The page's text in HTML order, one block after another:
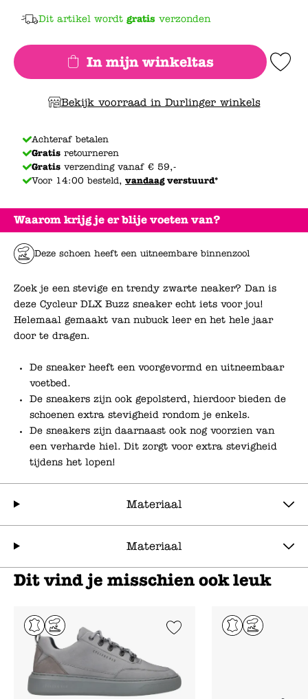
Waarom krijg je er blije voeten van?
Deze schoen heeft een uitneembare binnenzool
Zoek je een stevige en trendy zwarte neaker? Dan is
deze Cycleur DLX Buzz sneaker echt iets voor jou!
Helemaal gemaakt van nubuck leer en het hele jaar
door te dragen.
De sneaker heeft een voorgevormd en uitneembaar
voetbed.
De sneakers zijn ook gepolsterd, hierdoor bieden de
schoenen extra stevigheid rondom je enkels.
De sneakers zijn daarnaast ook nog voorzien van
een verharde hiel. Dit zorgt voor extra stevigheid
tijdens het lopen!
Materiaal
Materiaal
Dit artikel wordt gratis verzonden
In mijn winkeltas Add to
Bekijk voorraad in Durlinger winkels
Achteraf betalen
Gratis retourneren
Gratis verzending vanaf € 59,-
Voor 14:00 besteld, vandaagverstuurd*
Dit vind je misschien ook leuk
Add to Wishlist